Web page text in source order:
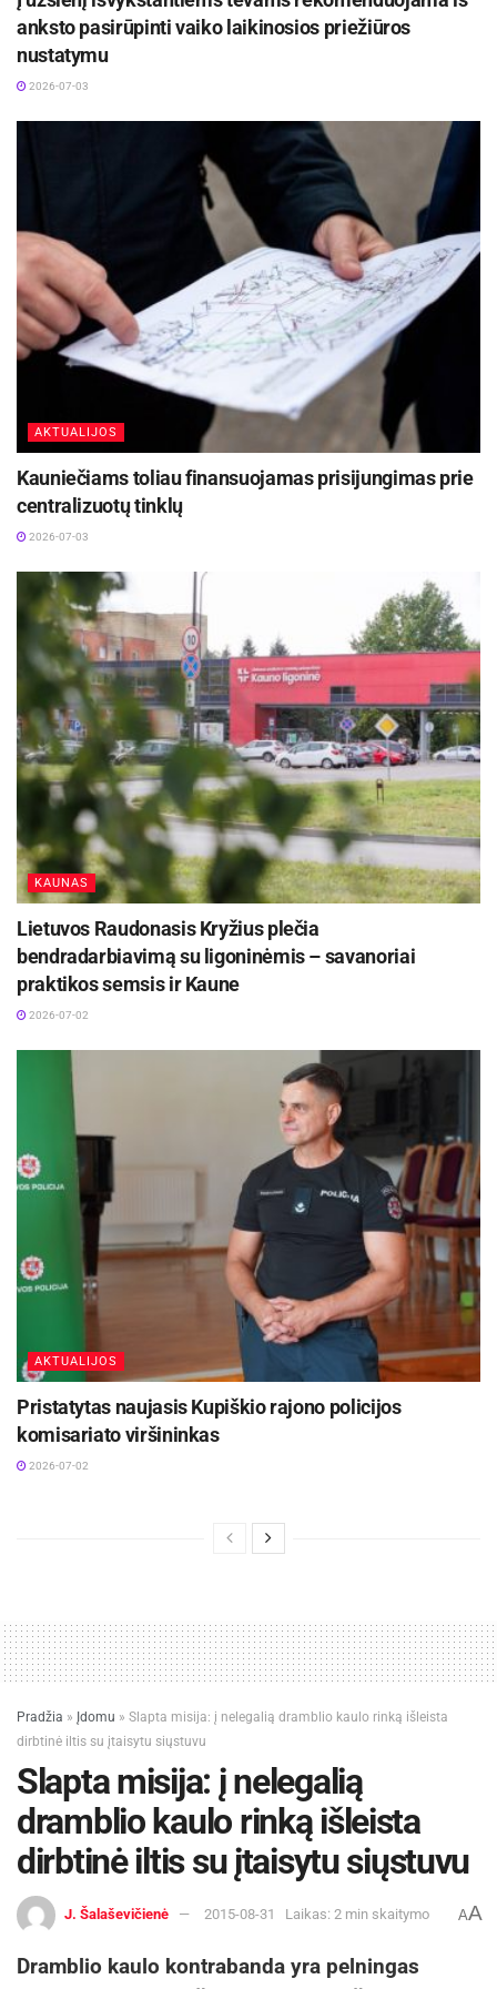
anksto pasirūpinti vaiko laikinosios priežiūros
nustatymu
2026-07-03
AKTUALIJOS
Kauniečiams toliau finansuojamas prisijungimas prie
centralizuotų tinklų
2026-07-03
KAUNAS
Lietuvos Raudonasis Kryžius plečia
bendradarbiavimą su ligoninėmis – savanoriai
praktikos semsis ir Kaune
2026-07-02
AKTUALIJOS
Pristatytas naujasis Kupiškio rajono policijos
komisariato viršininkas
2026-07-02
Pradžia » Įdomu » Slapta misija: į nelegalią dramblio kaulo rinką išleista
dirbtinė iltis su įtaisytu siųstuvu
Slapta misija: į nelegalią
dramblio kaulo rinką išleista
dirbtinė iltis su įtaisytu siųstuvu
J. Šalaševičienė 2015-08-31 Laikas: 2 min skaitymo AA
Dramblio kaulo kontrabanda yra pelningas